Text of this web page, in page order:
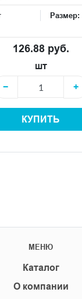
Размер:
126.88 руб.
шт
−
+
КУПИТЬ
МЕНЮ
Каталог
О компании